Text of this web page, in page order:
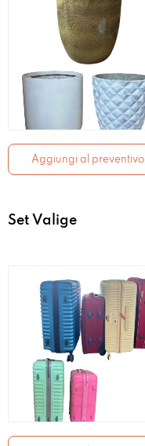
Aggiungi al preventivo
Set Valige